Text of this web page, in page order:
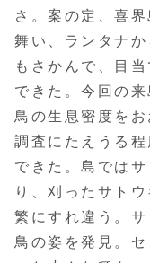
さ。案の定、喜
舞い、ランタナ
もさかんで、目
できた。今回の
鳥の生息密度を
調査にたえうる
できた。島では
り、刈ったサト
繁にすれ違う。
鳥の姿を発見。